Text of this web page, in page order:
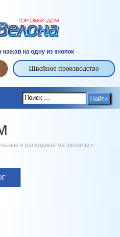
нажав на одну из кнопок
Швейное производство
Найти
и расходные материалы »